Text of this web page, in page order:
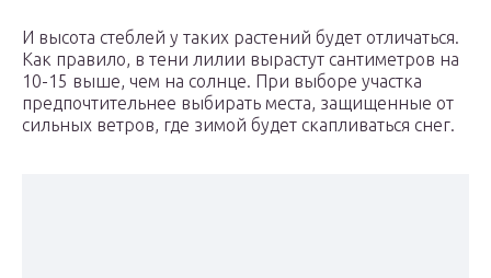
И высота стеблей у таких растений будет отличаться.
Как правило, в тени лилии вырастут сантиметров на
10-15 выше, чем на солнце. При выборе участка
предпочтительнее выбирать места, защищенные от
сильных ветров, где зимой будет скапливаться снег.